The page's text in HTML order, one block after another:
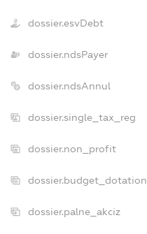
dossier.esvDebt
dossier.ndsPayer
dossier.ndsAnnul
dossier.single_tax_reg
dossier.non_profit
dossier.budget_dotation
dossier.palne_akciz